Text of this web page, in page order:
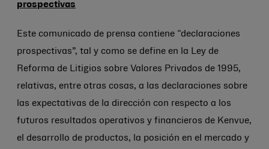
prospectivas
Este comunicado de prensa contiene “declaraciones
prospectivas”, tal y como se define en la Ley de
Reforma de Litigios sobre Valores Privados de 1995,
relativas, entre otras cosas, a las declaraciones sobre
las expectativas de la dirección con respecto a los
futuros resultados operativos y financieros de Kenvue,
el desarrollo de productos, la posición en el mercado y